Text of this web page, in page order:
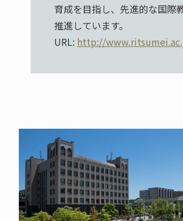
育成を目指し、先進的な国際
推進しています。
URL: http://